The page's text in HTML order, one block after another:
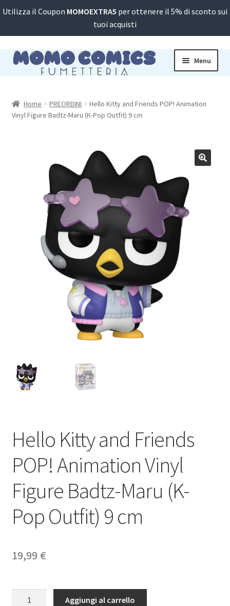
Utilizza il Coupon MOMOEXTRA5 per ottenere il 5% di sconto sui
tuoi acquisti
Vai
alla
Vai
al
Menu
MANGA
FUMETTI
ACCOUNT
Home PREORDINI
Hello Kitty and Friends POP! Animation
Vinyl Figure Badtz-Maru (K-Pop Outfit) 9 cm
Hello Kitty and Friends
POP! Animation Vinyl
Figure Badtz-Maru (K-
Pop Outfit) 9 cm
19,99 €
Aggiungi al carrello